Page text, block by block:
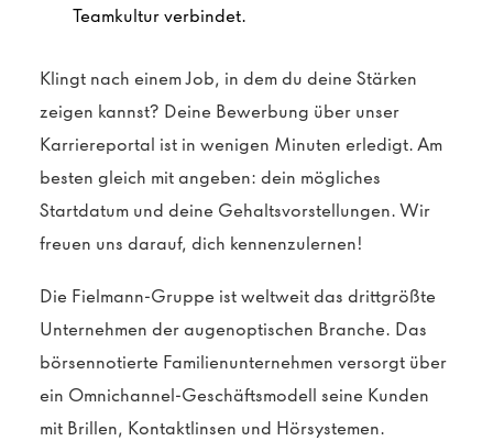
Teamkultur verbindet.
Klingt nach einem Job, in dem du deine Stärken
zeigen kannst? Deine Bewerbung über unser
Karriereportal ist in wenigen Minuten erledigt. Am
besten gleich mit angeben: dein mögliches
Startdatum und deine Gehaltsvorstellungen. Wir
freuen uns darauf, dich kennenzulernen!
Die Fielmann-Gruppe ist weltweit das drittgrößte
Unternehmen der augenoptischen Branche. Das
börsennotierte Familienunternehmen versorgt über
ein Omnichannel-Geschäftsmodell seine Kunden
mit Brillen, Kontaktlinsen und Hörsystemen.